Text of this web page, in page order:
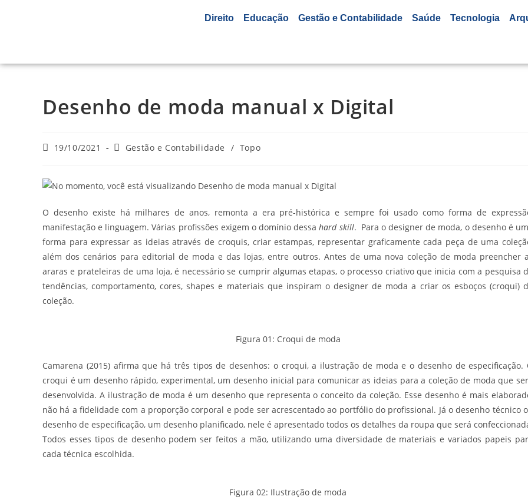
Direito Educação Gestão e Contabilidade Saúde Tecnologia
Desenho de moda manual x Digital
19/10/2021 Gestão e Contabilidade / Topo
O desenho existe há milhares de anos, remonta a era pré-histórica e sempre foi usado como forma de
manifestação e linguagem. Várias profissões exigem o domínio dessahard skill. Para o designer de moda, o desenho é
forma para expressar as ideias através de croquis, criar estampas, representar graficamente cada peça de uma
além dos cenários para editorial de moda e das lojas, entre outros. Antes de uma nova coleção de moda preencher
araras e prateleiras de uma loja, é necessário se cumprir algumas etapas, o processo criativo que inicia com a pesquisa
tendências, comportamento, cores, shapes e materiais que inspiram o designer de moda a criar os esboços (croqui)
coleção.
Figura 01: Croqui de moda
Camarena (2015) afirma que há três tipos de desenhos: o croqui, a ilustração de moda e o desenho de especificação.
croqui é um desenho rápido, experimental, um desenho inicial para comunicar as ideias para a coleção de moda que
desenvolvida. A ilustração de moda é um desenho que representa o conceito da coleção. Esse desenho é mais
não há a fidelidade com a proporção corporal e pode ser acrescentado ao portfólio do profissional. Já o desenho técnico
desenho de especificação, um desenho planificado, nele é apresentado todos os detalhes da roupa que será
Todos esses tipos de desenho podem ser feitos a mão, utilizando uma diversidade de materiais e variados papeis
cada técnica escolhida.
Figura 02: Ilustração de moda